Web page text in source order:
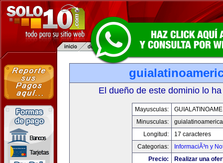
El dueño de este dominio lo
Mayusculas:
Minusculas:
Longitud:
17 caracteres
Categorias:
InformaciÃ³n y
Precio:
Realizar una